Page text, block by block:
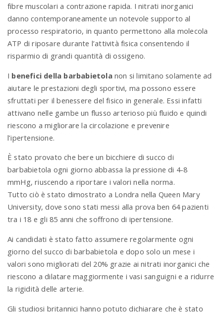
fibre muscolari a contrazione rapida. I nitrati inorganici
danno contemporaneamente un notevole supporto al
processo respiratorio, in quanto permettono alla molecola
ATP di riposare durante l’attività fisica consentendo il
risparmio di grandi quantità di ossigeno.
I benefici della barbabietolanon si limitano solamente ad
aiutare le prestazioni degli sportivi, ma possono essere
sfruttati per il benessere del fisico in generale. Essi infatti
attivano nelle gambe un flusso arterioso più fluido e quindi
riescono a migliorare la circolazione e prevenire
l’ipertensione.
È stato provato che bere un bicchiere di succo di
barbabietola ogni giorno abbassa la pressione di 4-8
mmHg, riuscendo a riportare i valori nella norma.
Tutto ciò è stato dimostrato a Londra nella Queen Mary
University, dove sono stati messi alla prova ben 64 pazienti
tra i 18 e gli 85 anni che soffrono di ipertensione.
Ai candidati è stato fatto assumere regolarmente ogni
giorno del succo di barbabietola e dopo solo un mese i
valori sono migliorati del 20% grazie ai nitrati inorganici che
riescono a dilatare maggiormente i vasi sanguigni e a ridurre
la rigidità delle arterie.
Gli studiosi britannici hanno potuto dichiarare che è stato